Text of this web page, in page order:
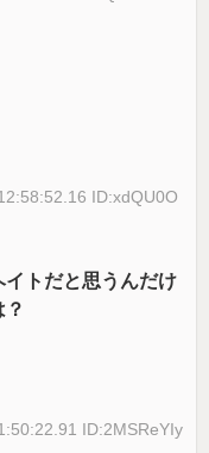
ID:xdQU0O
トだと思うんだけ
ID:2MSReYIy